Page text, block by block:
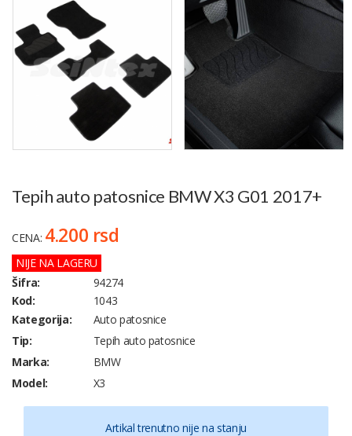
Tepih auto patosnice BMW X3 G01 2017+
CENA: 4.200 rsd
NIJE NA LAGERU
Šifra:
94274
Kod:
1043
Kategorija:
Auto patosnice
Tip:
Tepih auto patosnice
Marka:
BMW
Model:
X3
Artikal trenutno nije na stanju